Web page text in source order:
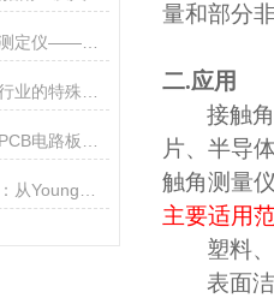
如何选择适合您的接触角测定仪——从入门级到科研级
量和部分
二.应用
接触
片、半导
触角测量
主要适用
塑料
表面